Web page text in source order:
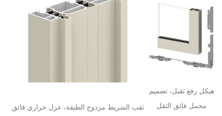
ثقب الشريط مزدوج الطبقة، عزل حراري فائق
هيكل رفع ثقيل، تصميم
محمل فائق الثقل